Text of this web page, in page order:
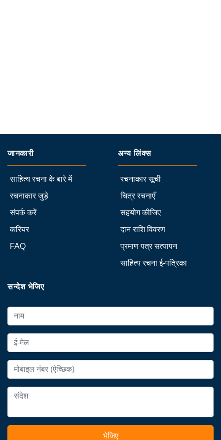
जानकारी
साहित्य रचना के बारे में
रचनाकार जुड़े
संपर्क करें
करियर
FAQ
अन्य लिंक्स
रचनाकार सूची
चित्र रचनाएँ
सहयोग कीजिए
दान राशि विवरण
प्रमाण पत्र सत्यापन
साहित्य रचना ई-पत्रिका
सन्देश भेजिए
भेजिए